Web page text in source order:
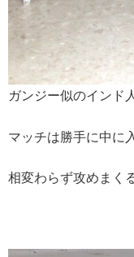
ガンジー似のインド
マッチは勝手に中に
相変わらず攻めまく